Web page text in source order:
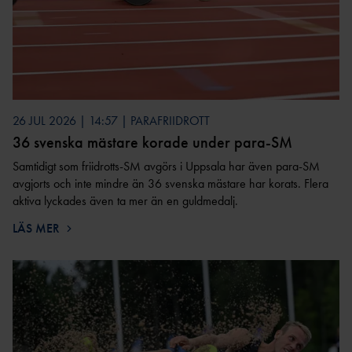
FRISKIS &
G
GÅN
G
MEDLEM I SVENSK
FRIIDROTT
HITTA
FÖRENING
STARTA
FÖRENING
FÖRSÄKRING
LEDIGA TJÄNSTER &
NER
OM VÅRA NIO
DISTRIKT
INTERNATIONELLA
PRENUMERERA PÅ VÅRT
NYHETSBREV
KONTAKTA OSS
STYRELS
E
REVISORE
GRUNDUTBILDNING FÖR
TRÄNARE
FRIIDROTTSTRÄNARE
STEG 1
FRIIDROTTSTRÄNARE
STEG 3
FRIIDROTTSTRÄNARE
STEG 4
LÖPLEDAR
E
RE
FORTBILDNING TRÄNARE
EN
BELASTNINGSREGISTRET
TRYGG
SÄKER
FRIIDROTT
G
ET
FRISK
CERTIFIERIN
KONCEPTANLÄGGNINGAR
ELITANLÄGGNI
NG
FRIIDROTTSPLA
TS
ARENA
INOMHUS
KOMBIHA
LL
26 JUL 2026 | 14:57 | PARAFRIIDROTT
36 svenska mästare korade under para-SM
Samtidigt som friidrotts-SM avgörs i Uppsala har även para-SM
avgjorts och inte mindre än 36 svenska mästare har korats. Flera
aktiva lyckades även ta mer än en guldmedalj.
LÄS MER